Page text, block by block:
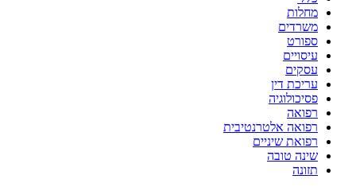
מחלות
משרדים
ספורט
עיסויים
עסקים
עריכת דין
פסיכולוגיה
רפואה
רפואה אלטרנטיבית
רפואת שיניים
שינה טובה
תזונה